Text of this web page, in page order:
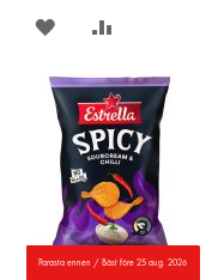
SPARA
ÖNSKELISTAN
JÄMFÖR
Parasta ennen / Bäst före 25 aug. 2026